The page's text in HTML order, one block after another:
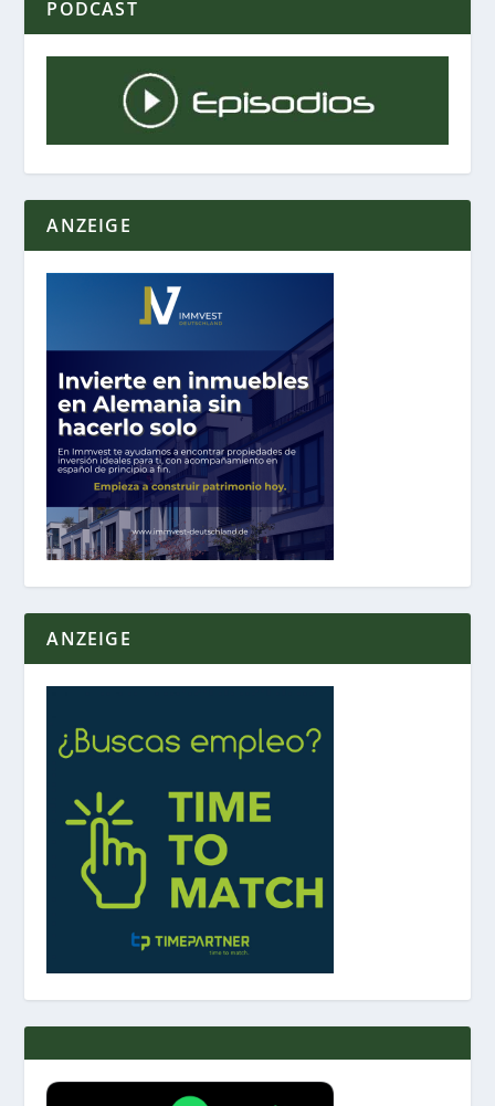
PODCAST
ANZEIGE
ANZEIGE